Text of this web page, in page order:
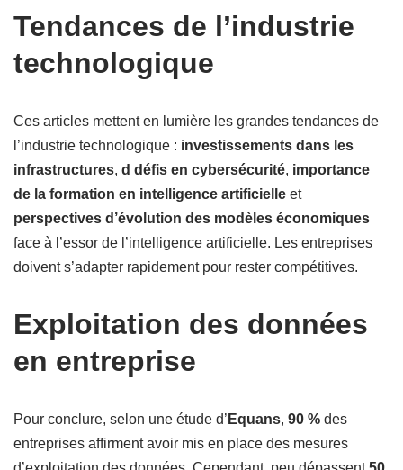
Tendances de l’industrie
technologique
Ces articles mettent en lumière les grandes tendances de
l’industrie technologique : investissements dans les
infrastructures, d défis en cybersécurité, importance
de la formation en intelligence artificielle et
perspectives d’évolution des modèles économiques
face à l’essor de l’intelligence artificielle. Les entreprises
doivent s’adapter rapidement pour rester compétitives.
Exploitation des données
en entreprise
Pour conclure, selon une étude d’ Equans, 90 % des
entreprises affirment avoir mis en place des mesures